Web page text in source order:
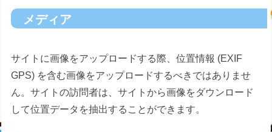
メディア
サイトに画像をアップロードする際、位置情報 (EXIF
GPS) を含む画像をアップロードするべきではありませ
ん。サイトの訪問者は、サイトから画像をダウンロード
して位置データを抽出することができます。